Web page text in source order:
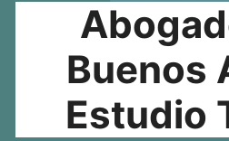
Buenos
Estudio